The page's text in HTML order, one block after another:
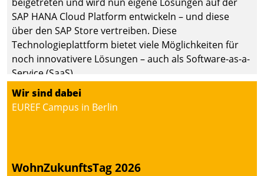
die Bereitschaft, sich zu überprüfen, zu hinterfragen
und zu verändern.
SAP HANA Cloud Platform entwickeln – und diese
über den SAP Store vertreiben. Diese
Technologieplattform bietet viele Möglichkeiten für
noch innovativere Lösungen – auch als Software-as-a-
Service (SaaS).
Wir sind dabei
EUREF Campus in Berlin
WohnZukunftsTag 2026